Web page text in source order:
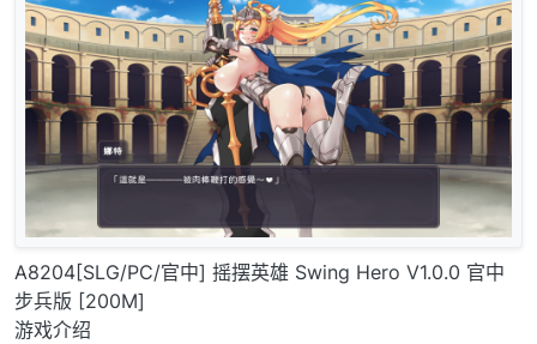
A8204[SLG/PC/官中] 摇摆英雄 Swing Hero V1.0.0 官中
步兵版 [200M]
游戏介绍